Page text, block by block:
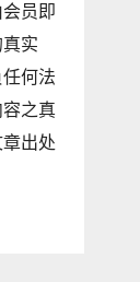
员即
实
何法
之真
出处